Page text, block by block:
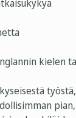
kielen